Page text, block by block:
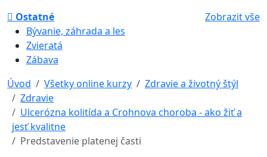
Ostatné
Zobrazit vše
Bývanie, záhrada a les
Zvieratá
Zábava
Úvod
Všetky online kurzy
Zdravie a životný štýl
Zdravie
Ulcerózna kolitída a Crohnova choroba - ako žiť a
jesť kvalitne
Predstavenie platenej časti